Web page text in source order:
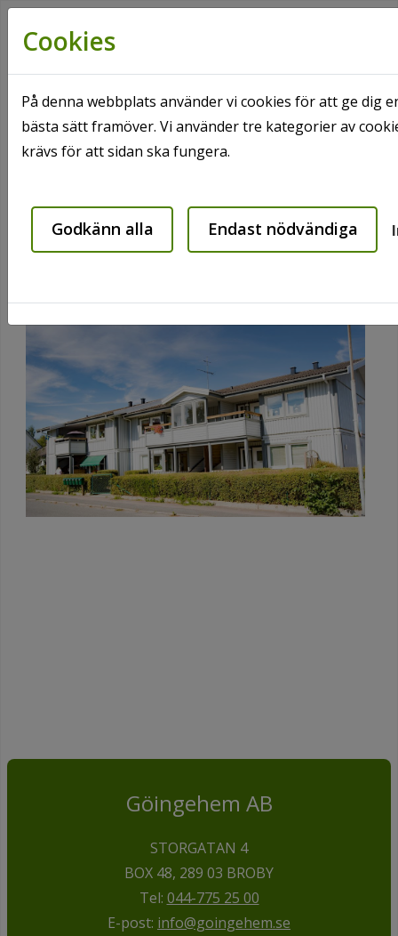
Hem Våra områden
Broby
Snapphanegatan 4 A-F
Göingehem AB
STORGATAN 4
BOX 48, 289 03 BROBY
Tel: 044-775 25 00
E-post: info@goingehem.se
Cookies
På denna webbplats använder vi cookies för att ge dig
bästa sätt framöver. Vi använder tre kategorier av
krävs för att sidan ska fungera.
Godkänn alla Endast nödvändiga